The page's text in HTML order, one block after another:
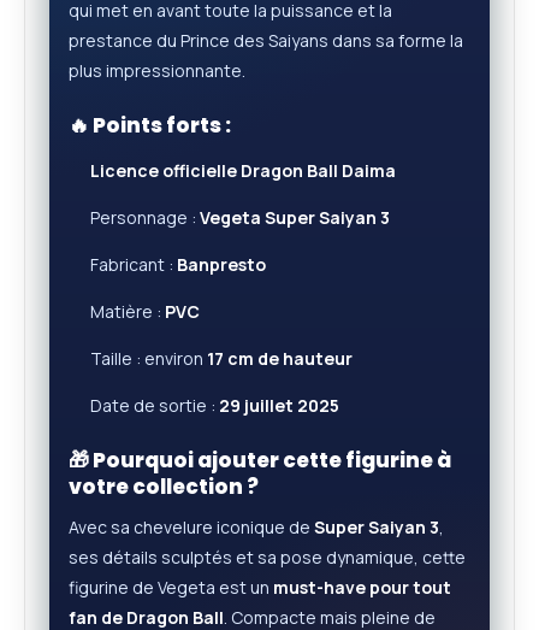
qui met en avant toute la puissance et la
prestance du Prince des Saiyans dans sa forme la
plus impressionnante.
🔥 Points forts :
Licence officielle Dragon Ball Daima
Personnage : Vegeta Super Saiyan 3
Fabricant : Banpresto
Matière : PVC
Taille : environ 17 cm de hauteur
Date de sortie : 29 juillet 2025
🎁 Pourquoi ajouter cette figurine à
votre collection ?
Avec sa chevelure iconique de Super Saiyan 3,
ses détails sculptés et sa pose dynamique, cette
figurine de Vegeta est un must-have pour tout
fan de Dragon Ball. Compacte mais pleine de